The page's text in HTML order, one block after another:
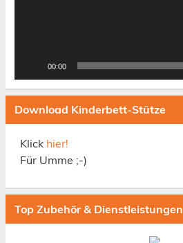
00:00
Download Kinderbett-Stütze
Klick hier!
Für Umme ;-)
Top Zubehör & Dienstleistungen